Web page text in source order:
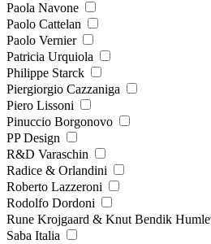
Paola Navone
Paolo Cattelan
Paolo Vernier
Patricia Urquiola
Philippe Starck
Piergiorgio Cazzaniga
Piero Lissoni
Pinuccio Borgonovo
PP Design
R&D Varaschin
Radice & Orlandini
Roberto Lazzeroni
Rodolfo Dordoni
Rune Krojgaard & Knut Bendik
Saba Italia